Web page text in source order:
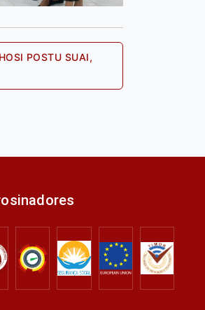
POSTU SUAI,